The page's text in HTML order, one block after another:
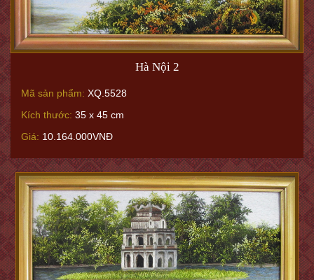
Hà Nội 2
Mã sản phẩm: XQ.5528
Kích thước: 35 x 45 cm
Giá: 10.164.000VNĐ